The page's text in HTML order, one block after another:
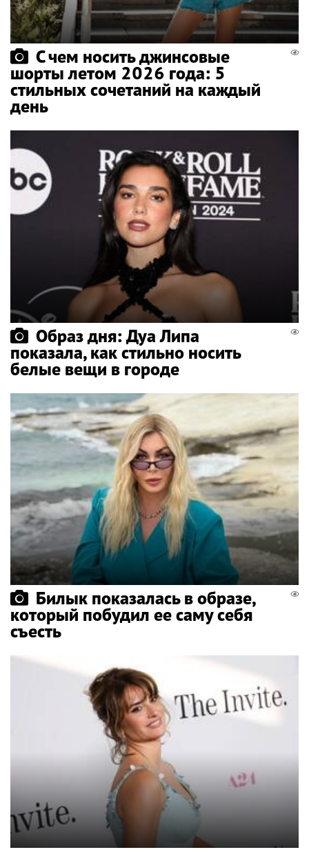
С чем носить джинсовые
шорты летом 2026 года: 5
стильных сочетаний на каждый
день
Образ дня: Дуа Липа
показала, как стильно носить
белые вещи в городе
Билык показалась в образе,
который побудил ее саму себя
съесть